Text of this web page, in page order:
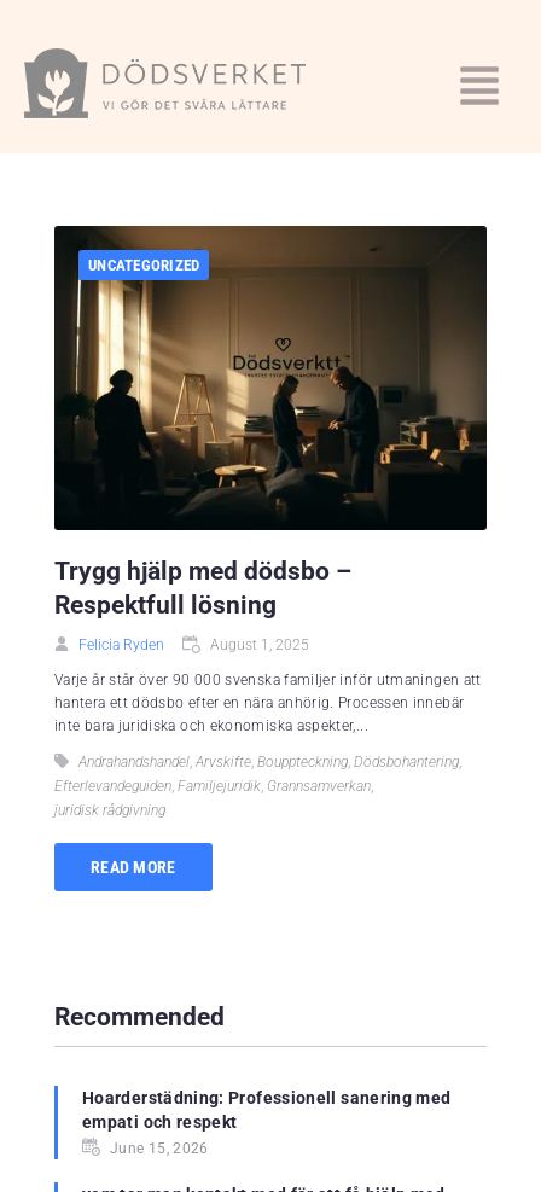
UNCATEGORIZED
Trygg hjälp med dödsbo –
Respektfull lösning
Felicia Ryden August 1, 2025
Varje år står över 90 000 svenska familjer inför utmaningen att
hantera ett dödsbo efter en nära anhörig. Processen innebär
inte bara juridiska och ekonomiska aspekter,...
Andrahandshandel, Arvskifte, Bouppteckning, Dödsbohantering,
Efterlevandeguiden, Familjejuridik, Grannsamverkan,
juridisk rådgivning
READ MORE
Recommended
Hoarderstädning: Professionell sanering med
empati och respekt
June 15, 2026